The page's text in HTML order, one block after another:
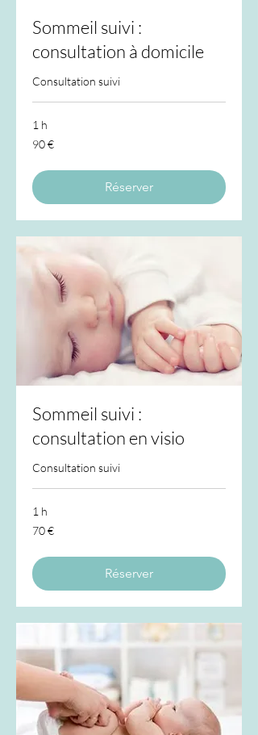
Sommeil suivi :
consultation à domicile
Consultation suivi
1 h
90
euros
90 €
Réserver
Sommeil suivi :
consultation en visio
Consultation suivi
1 h
70
euros
70 €
Réserver